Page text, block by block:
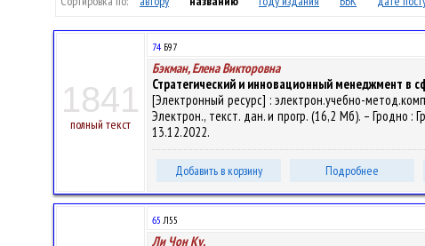
1841
полный текст
74 Б97
Бэкман, Елена Викторовна
Стратегический и инновационный менеджмент в
[Электронный ресурс] : электрон.учебно-
Электрон., текст. дан. и прогр. (16,2 Мб). – Гродно :
13.12.2022.
Добавить в корзину Подробнее
65 Л55
Ли Чон Ку,